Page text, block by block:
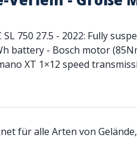
SL 750 27.5 - 2022: Fully
battery - Bosch motor
XT 1×12 speed
für alle Arten von